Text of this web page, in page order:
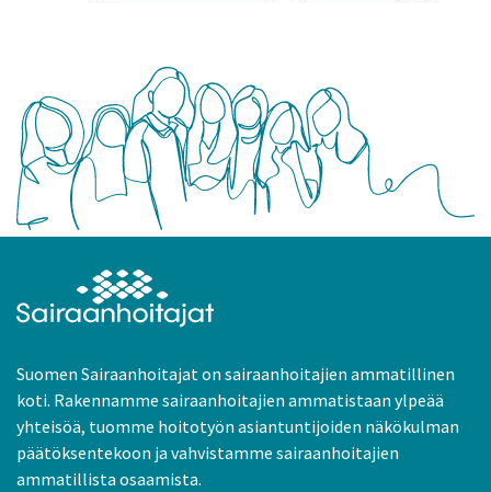
Suomen Sairaanhoitajat on sairaanhoitajien ammatillinen
koti. Rakennamme sairaanhoitajien ammatistaan ylpeää
yhteisöä, tuomme hoitotyön asiantuntijoiden näkökulman
päätöksentekoon ja vahvistamme sairaanhoitajien
ammatillista osaamista.